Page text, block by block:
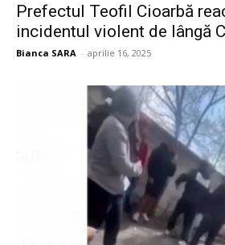
Prefectul Teofil Cioarbă
incidentul violent de lângă
Bianca SARA - aprilie 16, 2025